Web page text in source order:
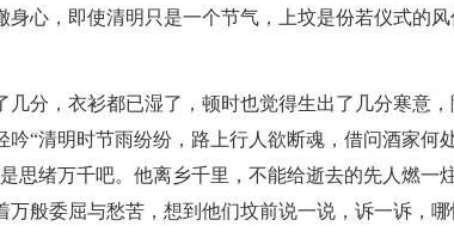
心，即使清明只是一个节气，上坟是份若仪式的风
分，衣衫都已湿了，顿时也觉得生出了几分寒意，
“清明时节雨纷纷，路上行人欲断魂，借问酒家何
思绪万千吧。他离乡千里，不能给逝去的先人燃一
般委屈与愁苦，想到他们坟前说一说，诉一诉，哪